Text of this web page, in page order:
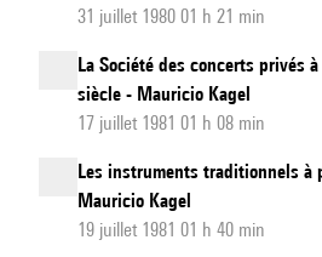
31 juillet 1980 01 h 21 min
La Société des concerts privés
siècle - Mauricio Kagel
17 juillet 1981 01 h 08 min
Les instruments traditionnels à
Mauricio Kagel
19 juillet 1981 01 h 40 min